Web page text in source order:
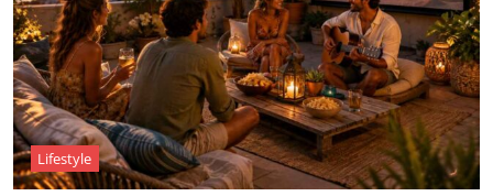
Lifestyle